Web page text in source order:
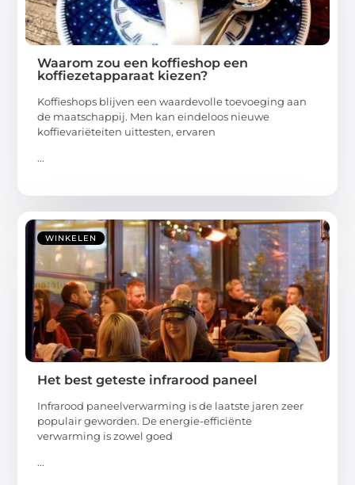
Waarom zou een koffieshop een
koffiezetapparaat kiezen?
Koffieshops blijven een waardevolle toevoeging aan
de maatschappij. Men kan eindeloos nieuwe
koffievariëteiten uittesten, ervaren
...
WINKELEN
Het best geteste infrarood paneel
Infrarood paneelverwarming is de laatste jaren zeer
populair geworden. De energie-efficiënte
verwarming is zowel goed
...